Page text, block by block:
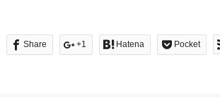
Share +1 Hatena Pocket